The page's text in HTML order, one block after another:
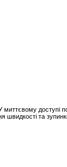
доступі
швидкості та